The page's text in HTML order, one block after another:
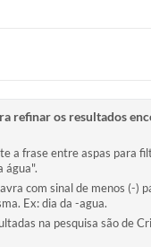
refinar os resultados
a frase entre aspas para
água".
com sinal de menos (-)
Ex: dia da -agua.
na pesquisa são de